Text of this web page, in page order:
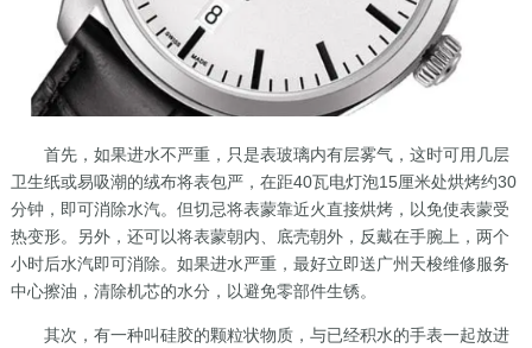
首先，如果进水不严重，只是表玻璃内有层雾气，这时可用几层
卫生纸或易吸潮的绒布将表包严，在距40瓦电灯泡15厘米处烘烤约30
分钟，即可消除水汽。但切忌将表蒙靠近火直接烘烤，以免使表蒙受
热变形。另外，还可以将表蒙朝内、底壳朝外，反戴在手腕上，两个
小时后水汽即可消除。如果进水严重，最好立即送广州天梭维修服务
中心擦油，清除机芯的水分，以避免零部件生锈。
其次，有一种叫硅胶的颗粒状物质，与已经积水的手表一起放进